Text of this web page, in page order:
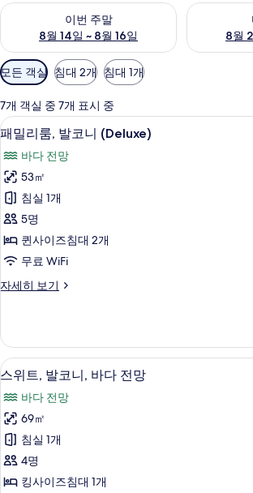
이번 주말
8월 14일 ~ 8월 16일
이번 주말 예약 가능 여부 확인, 8월 14일 ~ 8월
8월
다음 주말
객
실
에
사
용
가
능
한
필
터
모든 객실 침대 2개 침대 1개
7개 객실 중 7개 표시 중
패
밀
리
룸,
발
코
니
(Deluxe)
사
모
두
보
기
패밀리룸, 발
8
패밀리룸, 발코니 (Deluxe)
바다 전망
53㎡
침실 1개
5명
퀸사이즈침대 2개
무료 WiFi
자세히 보기
패
발
코
니
(Deluxe)
자
세
히
보
기
스
트,
발
코
니,
스위트, 발코
9
스위트, 발코니, 바다 전망
바다 전망
69㎡
침실 1개
4명
킹사이즈침대 1개